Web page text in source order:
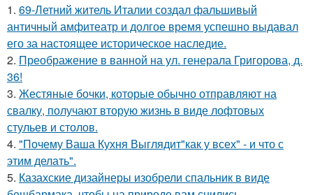
1. 69-Летний житель Италии создал фальшивый
античный амфитеатр и долгое время успешно выдавал
его за настоящее историческое наследие.
2. Преображение в ванной на ул. генерала Григорова, д.
36!
3. Жестяные бочки, которые обычно отправляют на
свалку, получают вторую жизнь в виде лофтовых
стульев и столов.
4. "Почему Ваша Кухня Выглядит"как у всех" - и что с
этим делать".
5. Казахские дизайнеры изобрели спальник в виде